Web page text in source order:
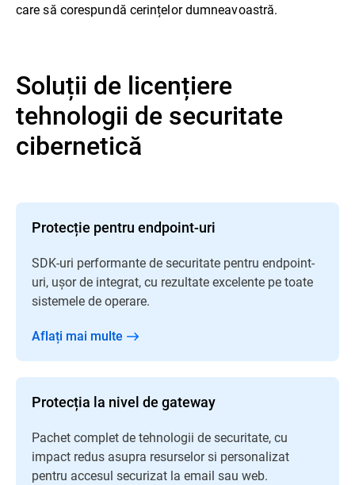
care să corespundă cerințelor dumneavoastră.
Soluții de licențiere
tehnologii de securitate
cibernetică
Protecție pentru endpoint-uri
SDK-uri performante de securitate pentru endpoint-
uri, ușor de integrat, cu rezultate excelente pe toate
sistemele de operare.
Aflați mai multe
Protecția la nivel de gateway
Pachet complet de tehnologii de securitate, cu
impact redus asupra resurselor si personalizat
pentru accesul securizat la email sau web.